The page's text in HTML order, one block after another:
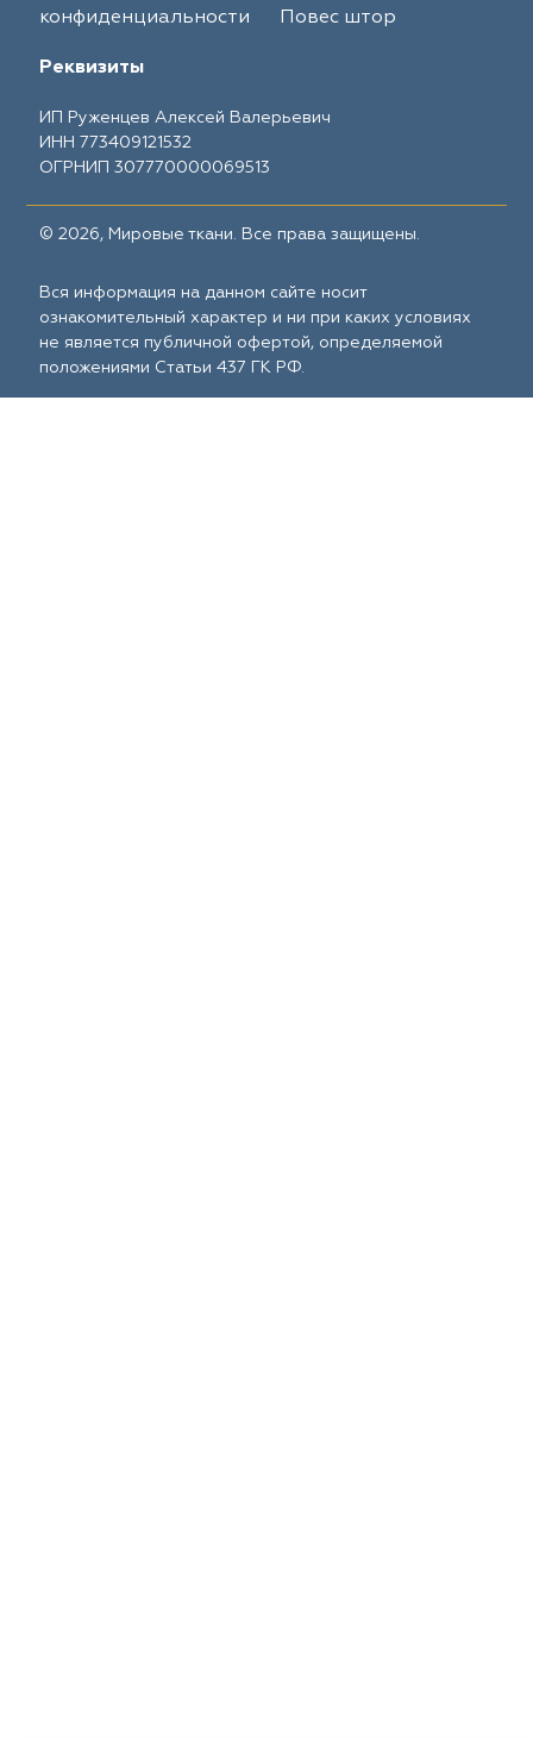
конфиденциальности
Повес штор
Реквизиты
ИП Руженцев Алексей Валерьевич
ИНН 773409121532
ОГРНИП 307770000069513
© 2026, Мировые ткани. Все права защищены.
Вся информация на данном сайте носит
ознакомительный характер и ни при каких условиях
не является публичной офертой, определяемой
положениями Статьи 437 ГК РФ.